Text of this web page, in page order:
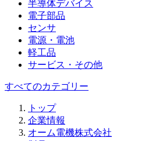
半導体デバイス
電子部品
センサ
電源・電池
軽工品
サービス・その他
すべてのカテゴリー
トップ
企業情報
オーム電機株式会社